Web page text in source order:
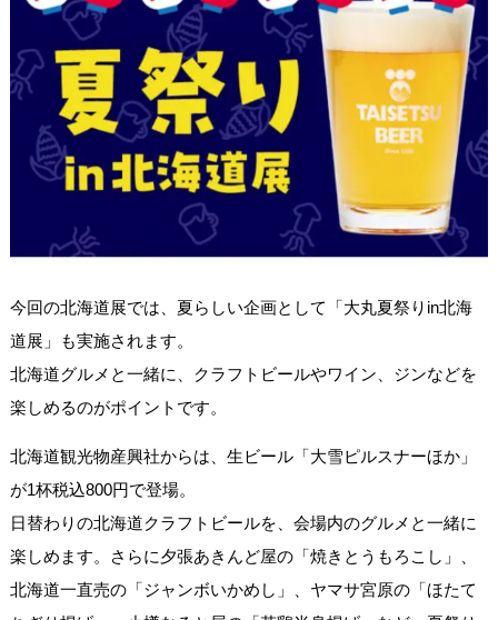
今回の北海道展では、夏らしい企画として「大丸夏祭りin北海
道展」も実施されます。
北海道グルメと一緒に、クラフトビールやワイン、ジンなどを
楽しめるのがポイントです。
北海道観光物産興社からは、生ビール「大雪ピルスナーほか」
が1杯税込800円で登場。
日替わりの北海道クラフトビールを、会場内のグルメと一緒に
楽しめます。さらに夕張あきんど屋の「焼きとうもろこし」、
北海道一直売の「ジャンボいかめし」、ヤマサ宮原の「ほたて